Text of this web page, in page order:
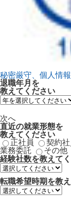
秘密厳守、個人情
退職年月 を
教えてください
次へ
直近の就業形態を
教えてください
正社員
契約社
業務委託
その他
経験社数を教えて
転職希望時期を教